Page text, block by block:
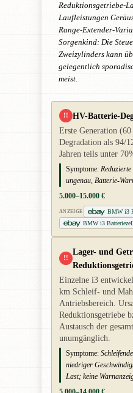
Reduktionsgetriebe-
Laufleistungen
Range-Extender-
Sorgenkind: Die
Zweizylinders kann
gelegentlich
meist.
!! HV-Batterie-
Erste Generation
Degradation als 94/
Jahren teils unter
Symptome:
ungenau, Batterie-
5.000–15.000 €
ANZEIGE
BMW i3
BMW i3
!!
Lager- und
Einzelne i3
km Schleif- und
Antriebsbereich.
Reduktionsgetriebe
Austausch der
unumgänglich.
Symptome:
niedriger
Last; keine